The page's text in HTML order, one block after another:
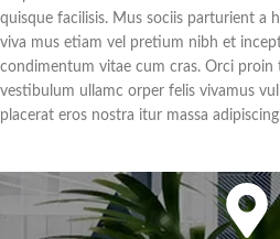
quisque facilisis. Mus sociis parturient a
viva mus etiam vel pretium nibh et
condimentum vitae cum cras. Orci proin
vestibulum ullamc orper felis vivamus
placerat eros nostra itur massa